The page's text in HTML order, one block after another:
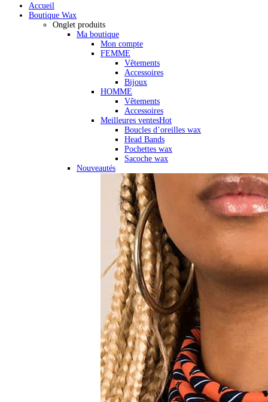
Accueil
Boutique Wax
Onglet produits
Ma boutique
Mon compte
FEMME
Vêtements
Accessoires
Bijoux
HOMME
Vêtements
Accessoires
Meilleures ventesHot
Boucles d’oreilles wax
Head Bands
Pochettes wax
Sacoche wax
Nouveautés